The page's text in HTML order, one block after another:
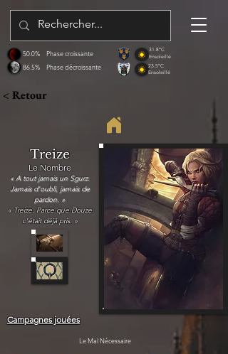
86.5%
50.0%
Phase décroissante
Phase croissante
31.8°C
Ensoleillé
23.5°C
Ensoleillé
< Retour
Treize
Le Nombre
« A tout jamais un Sgurz.
Jamais d'oubli, jamais de
pardon. »
« Treize. Parce que Douze
c'était déjà pris. »
Campagnes jouées
Le Mal Nécessaire